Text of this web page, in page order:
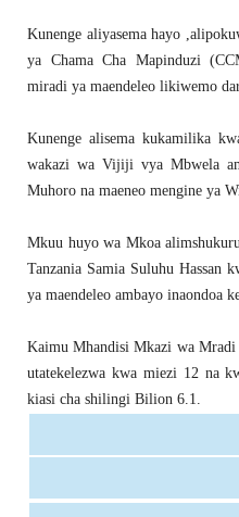
Kunenge aliyasema hayo
ya Chama Cha Mapinduzi
miradi ya maendeleo likiwemo
Kunenge alisema kukamilika
wakazi wa Vijiji vya Mbwela
Muhoro na maeneo mengine ya
Mkuu huyo wa Mkoa
Tanzania Samia Suluhu Hassan
ya maendeleo ambayo inaondoa
Kaimu Mhandisi Mkazi wa
utatekelezwa kwa miezi 12 na
kiasi cha shilingi Bilion 6.1.